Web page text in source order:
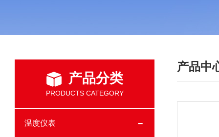
产品分类
PRODUCTS CATEGORY
温度仪表
产品中